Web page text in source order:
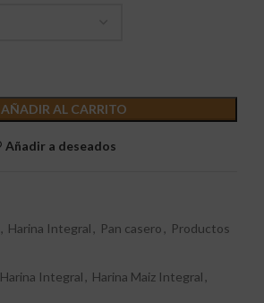
AÑADIR AL CARRITO
Añadir a deseados
, Harina Integral , Pan casero , Productos
Harina Integral , Harina Maiz Integral ,